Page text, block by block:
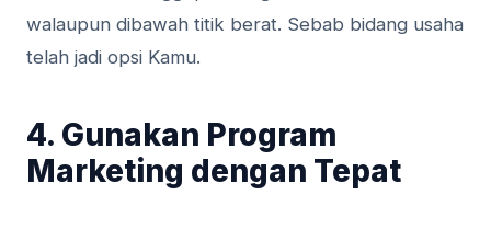
walaupun dibawah titik berat. Sebab bidang usaha
telah jadi opsi Kamu.
4. Gunakan Program
Marketing dengan Tepat